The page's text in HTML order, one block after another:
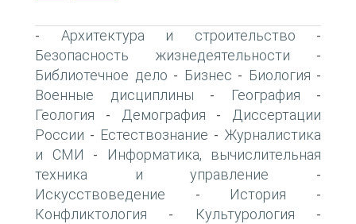
- Архитектура и строительство -
Безопасность жизнедеятельности -
Библиотечное дело - Бизнес - Биология -
Военные дисциплины - География -
Геология - Демография -
Диссертации
России - Естествознание - Журналистика
и СМИ -
Информатика, вычислительная
техника и управление -
Искусствоведение - История -
Конфликтология - Культурология -